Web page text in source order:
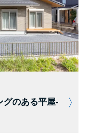
グのある平屋-